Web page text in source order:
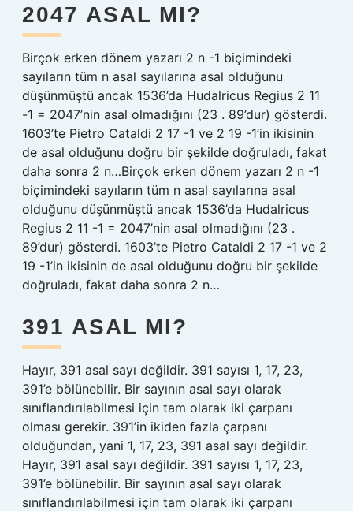
2047 ASAL MI?
Birçok erken dönem yazarı 2 n -1 biçimindeki
sayıların tüm n asal sayılarına asal olduğunu
düşünmüştü ancak 1536’da Hudalricus Regius 2 11
-1 = 2047’nin asal olmadığını (23 . 89’dur) gösterdi.
1603’te Pietro Cataldi 2 17 -1 ve 2 19 -1’in ikisinin
de asal olduğunu doğru bir şekilde doğruladı, fakat
daha sonra 2 n…Birçok erken dönem yazarı 2 n -1
biçimindeki sayıların tüm n asal sayılarına asal
olduğunu düşünmüştü ancak 1536’da Hudalricus
Regius 2 11 -1 = 2047’nin asal olmadığını (23 .
89’dur) gösterdi. 1603’te Pietro Cataldi 2 17 -1 ve 2
19 -1’in ikisinin de asal olduğunu doğru bir şekilde
doğruladı, fakat daha sonra 2 n…
391 ASAL MI?
Hayır, 391 asal sayı değildir. 391 sayısı 1, 17, 23,
391’e bölünebilir. Bir sayının asal sayı olarak
sınıflandırılabilmesi için tam olarak iki çarpanı
olması gerekir. 391’in ikiden fazla çarpanı
olduğundan, yani 1, 17, 23, 391 asal sayı değildir.
Hayır, 391 asal sayı değildir. 391 sayısı 1, 17, 23,
391’e bölünebilir. Bir sayının asal sayı olarak
sınıflandırılabilmesi için tam olarak iki çarpanı